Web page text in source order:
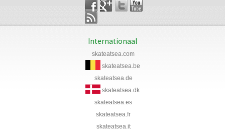
Internationaal
skateatsea.com
skateatsea.be
skateatsea.de
skateatsea.dk
skateatsea.es
skateatsea.fr
skateatsea.it